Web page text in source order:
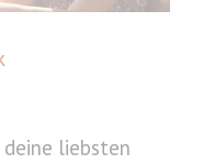
liebsten